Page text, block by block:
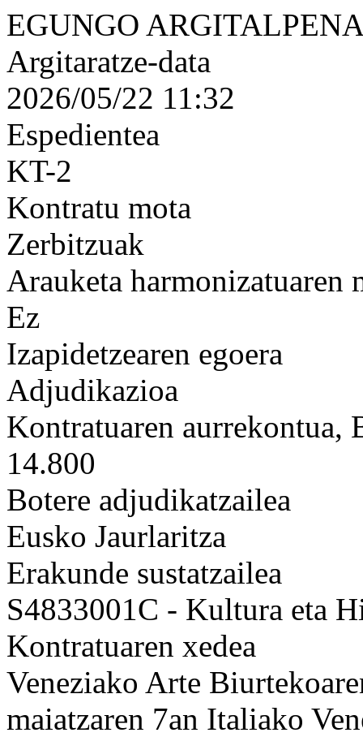
EGUNGO
Argitaratze-data
2026/05/22 11:32
Espedientea
KT-2
Kontratu mota
Zerbitzuak
Arauketa harmonizatuaren
Ez
Izapidetzearen egoera
Adjudikazioa
Kontratuaren aurrekontua,
14.800
Botere adjudikatzailea
Eusko Jaurlaritza
Erakunde sustatzailea
S4833001C - Kultura eta
Kontratuaren xedea
Veneziako Arte
maiatzaren 7an Italiako